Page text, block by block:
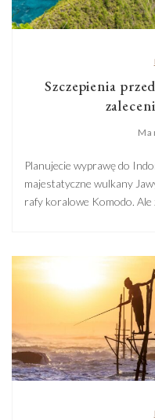
Szczepienia
Planujecie wyprawę do
majestatyczne wulkany
rafy koralowe Komodo. Ale
szczepień dla podróżnych z
można całkowicie